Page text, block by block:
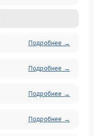
Подробнее →
Подробнее →
Подробнее →
Подробнее →